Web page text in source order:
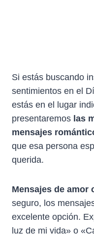
Si estás buscando
sentimientos en el
estás en el lugar
presentaremos las
mensajes
que esa persona
querida.
Mensajes de amor
seguro, los
excelente opción.
luz de mi vida» o